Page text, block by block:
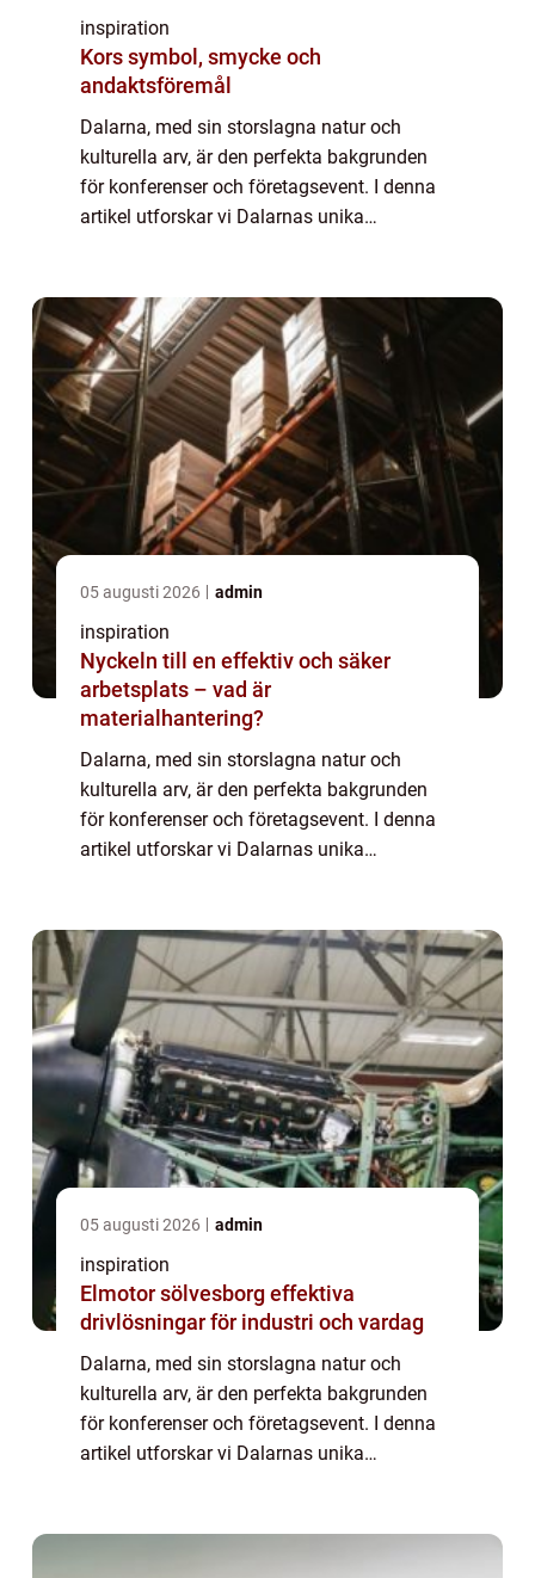
inspiration
Kors symbol, smycke och
andaktsföremål
Dalarna, med sin storslagna natur och
kulturella arv, är den perfekta bakgrunden
för konferenser och företagsevent. I denna
artikel utforskar vi Dalarnas unika
05 augusti 2026 admin
inspiration
Nyckeln till en effektiv och säker
arbetsplats – vad är
materialhantering?
Dalarna, med sin storslagna natur och
kulturella arv, är den perfekta bakgrunden
för konferenser och företagsevent. I denna
artikel utforskar vi Dalarnas unika
05 augusti 2026 admin
inspiration
Elmotor sölvesborg effektiva
drivlösningar för industri och vardag
Dalarna, med sin storslagna natur och
kulturella arv, är den perfekta bakgrunden
för konferenser och företagsevent. I denna
artikel utforskar vi Dalarnas unika